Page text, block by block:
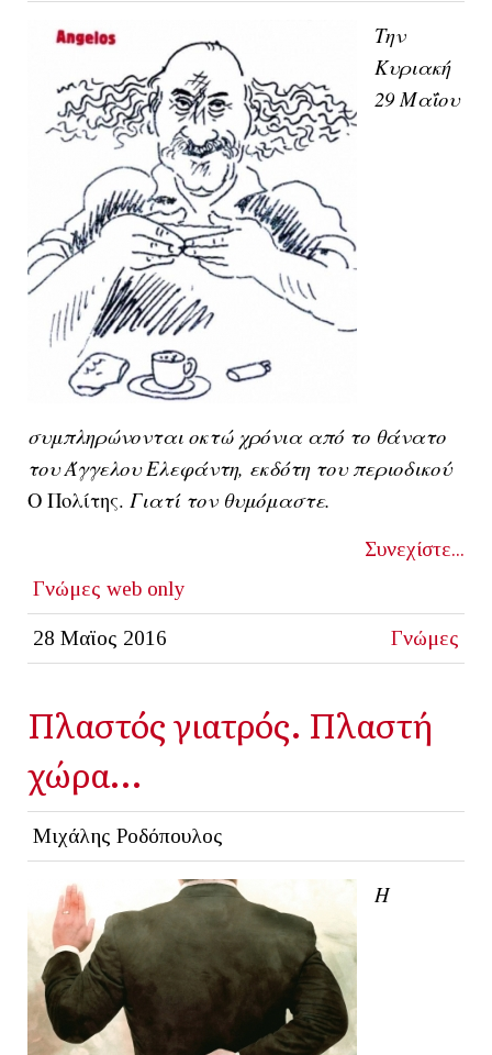
Την
Κυριακή
29 Μαΐου
συμπληρώνονται οκτώ χρόνια από το θάνατο
του Άγγελου Ελεφάντη, εκδότη του περιοδικού
Ο Πολίτης. Γιατί τον θυμόμαστε.
Συνεχίστε...
Γνώμες web only
28 Μαϊος 2016 Γνώμες
Πλαστός γιατρός. Πλαστή
χώρα…
Μιχάλης Ροδόπουλος
Η